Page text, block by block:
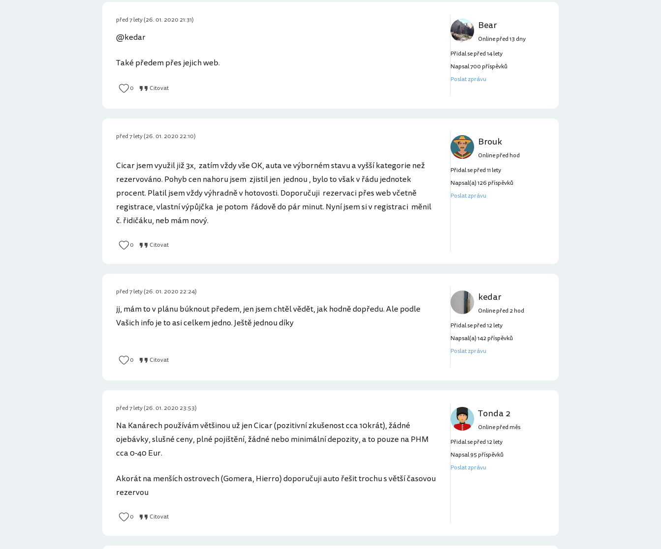
@kedar
Také předem přes jejich web.
0 Citovat
Bear
před 7 lety (26. 01. 2020 21:31)
Online před 13 dny
Přidal se před 14 lety
Napsal 700 příspěvků
Poslat zprávu
Cicar jsem využil již 3x, zatím vždy vše OK, auta ve výborném stavu a vyšší kategorie než
rezervováno. Pohyb cen nahoru jsem zjistil jen jednou , bylo to však v řádu jednotek
procent. Platil jsem vždy výhradně v hotovosti. Doporučuji rezervaci přes web včetně
registrace, vlastní výpůjčka je potom řádově do pár minut. Nyní jsem si v registraci měnil
č. řidičáku, neb mám nový.
0 Citovat
Brouk
před 7 lety (26. 01. 2020 22:10)
Online před hod
Přidal se před 11 lety
Napsal(a) 126 příspěvků
Poslat zprávu
jj, mám to v plánu búknout předem, jen jsem chtěl vědět, jak hodně dopředu. Ale podle
Vašich info je to asi celkem jedno. Ještě jednou díky
0 Citovat
kedar
před 7 lety (26. 01. 2020 22:24)
Online před 2 hod
Přidal se před 12 lety
Napsal(a) 142 příspěvků
Poslat zprávu
Na Kanárech používám většinou už jen Cicar (pozitivní zkušenost cca 10krát), žádné
ojebávky, slušné ceny, plné pojištění, žádné nebo minimální depozity, a to pouze na PHM
cca 0-40 Eur.
Akorát na menších ostrovech (Gomera, Hierro) doporučuji auto řešit trochu s větší časovou
rezervou
0 Citovat
Tonda 2
před 7 lety (26. 01. 2020 23:53)
Online před měs
Přidal se před 12 lety
Napsal 95 příspěvků
Poslat zprávu